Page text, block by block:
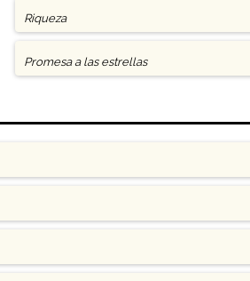
Riqueza
Promesa a las estrellas